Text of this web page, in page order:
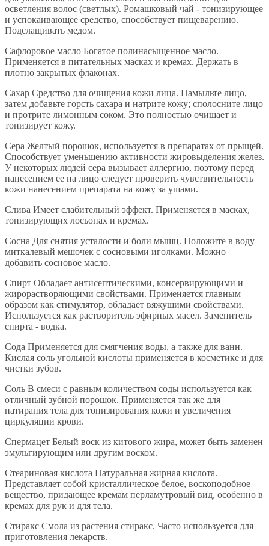
осветления волос (светлых). Ромашковый чай - тонизирующее
и успокаивающее средство, способствует пищеварению.
Подслащивать медом.
Сафлоровое масло Богатое полинасыщенное масло.
Применяется в питательных масках и кремах. Держать в
плотно закрытых флаконах.
Сахар Средство для очищения кожи лица. Намыльте лицо,
затем добавьте горсть сахара и натрите кожу; сполосните лицо
и протрите лимонным соком. Это полностью очищает и
тонизирует кожу.
Сера Желтый порошок, используется в препаратах от прыщей.
Способствует уменьшению активности жировыделения желез.
У некоторых людей сера вызывает аллергию, поэтому перед
нанесением ее на лицо следует проверить чувствительность
кожи нанесением препарата на кожу за ушами.
Слива Имеет слабительный эффект. Применяется в масках,
тонизирующих лосьонах и кремах.
Сосна Для снятия усталости и боли мышц. Положите в воду
миткалевый мешочек с сосновыми иголками. Можно
добавить сосновое масло.
Спирт Обладает антисептическими, консервирующими и
жирорастворяющими свойствами. Применяется главным
образом как стимулятор, обладает вяжущими свойствами.
Используется как растворитель эфирных масел. Заменитель
спирта - водка.
Сода Применяется для смягчения воды, а также для ванн.
Кислая соль угольной кислоты применяется в косметике и для
чистки зубов.
Соль В смеси с равным количеством соды используется как
отличный зубной порошок. Применяется так же для
натирания тела для тонизирования кожи и увеличения
циркуляции крови.
Спермацет Белый воск из китового жира, может быть заменен
эмульгирующим или другим воском.
Стеариновая кислота Натуральная жирная кислота.
Представляет собой кристаллическое белое, воскоподобное
вещество, придающее кремам перламутровый вид, особенно в
кремах для рук и для тела.
Стиракс Смола из растения стиракс. Часто используется для
приготовления лекарств.